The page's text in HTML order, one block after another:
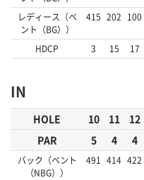
レディース（ベ
ント（BG））
415 202 100
HDCP 3 15 17
IN
HOLE 10 11 12
PAR
5 4 4
バック（ベント
（NBG））
491 414 422